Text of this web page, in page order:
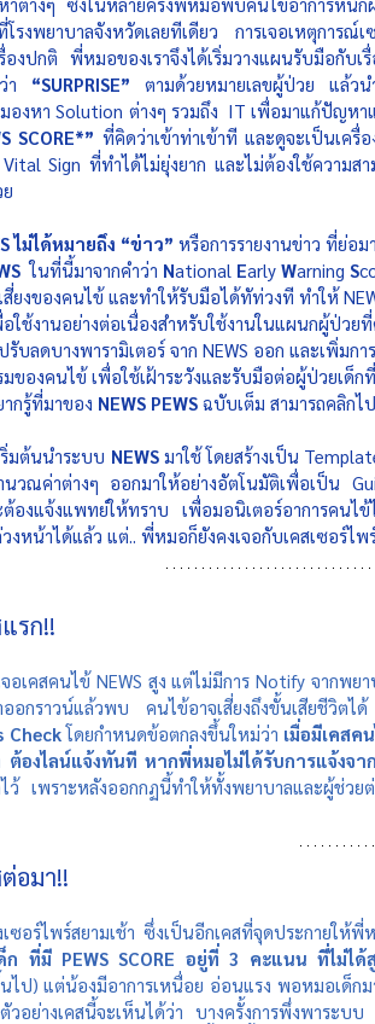
โรงพยาบาลจังหวัดเลยทีเดียว การเจอเหตุการณ์
องปกติ พี่หมอของเราจึงได้เริ่มวางแผนรับมือกับ
า “SURPRISE” ตามด้วยหมายเลขผู้ป่วย แล้วน
องหา Solution ต่างๆ รวมถึง  IT เพื่อมาแก้ปัญห
SCORE*” ที่คิดว่าเข้าท่าเข้าที และดูจะเป็นเค
Sign ที่ทำได้ไม่ยุ่งยาก และไม่ต้องใช้ความ
ไม่ได้หมายถึง “ข่าว” หรือการรายงานข่าว ที่ย่อ
ในที่นี้มาจากคำว่า National Early Warning S
สี่ยงของคนไข้ และทำให้รับมือได้ทัท่วงที ทำให้
ใช้งานอย่างต่อเนื่องสำหรับใช้งานในแผนกผู้ป่วย
รับลดบางพารามิเตอร์ จาก NEWS ออก และเพิ่ม
ของคนไข้ เพื่อใช้เฝ้าระวังและรับมือต่อผู้ป่วยเด็ก
กรู้ที่มาของ NEWS PEWS ฉบับเต็ม สามารถคลิกไ
มต้นนำระบบ NEWS มาใช้ โดยสร้างเป็น
นวณค่าต่างๆ ออกมาให้อย่างอัตโนมัติเพื่อเป็น
ต้องแจ้งแพทย์ให้ทราบ เพื่อมอนิเตอร์อาการคน
งหน้าได้แล้ว แต่.. พี่หมอก็ยังคงเจอกับเคสเซอร์ไ
รก!!
อเคสคนไข้ NEWS สูง แต่ไม่มีการ Notify จากพย
ออกราวน์แล้วพบ คนไข้อาจเสี่ยงถึงขั้นเสียชีวิ
Check โดยกำหนดข้อตกลงขึ้นใหม่ว่า เมื่อมีเคสค
องไลน์แจ้งทันที หากพี่หมอไม่ได้รับการแจ้งจ
ว้ เพราะหลังออกกฏนี้ทำให้ทั้งพยาบาลและผู้ช่ว
อมา!!
ซอร์ไพร์สยามเช้า ซึ่งเป็นอีกเคสที่จุดประกายให้พี่
ด็ก ที่มี PEWS SCORE อยู่ที่ 3 คะแนน ที่ไม่ไ
นไป) แต่น้องมีอาการเหนื่อย อ่อนแรง พอหมอเด็ก
อย่างเคสนี้จะเห็นได้ว่า บางครั้งการพึ่งพาระบ